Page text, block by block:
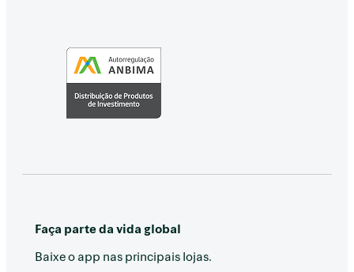
Faça parte da vida global
Baixe o app nas principais lojas.